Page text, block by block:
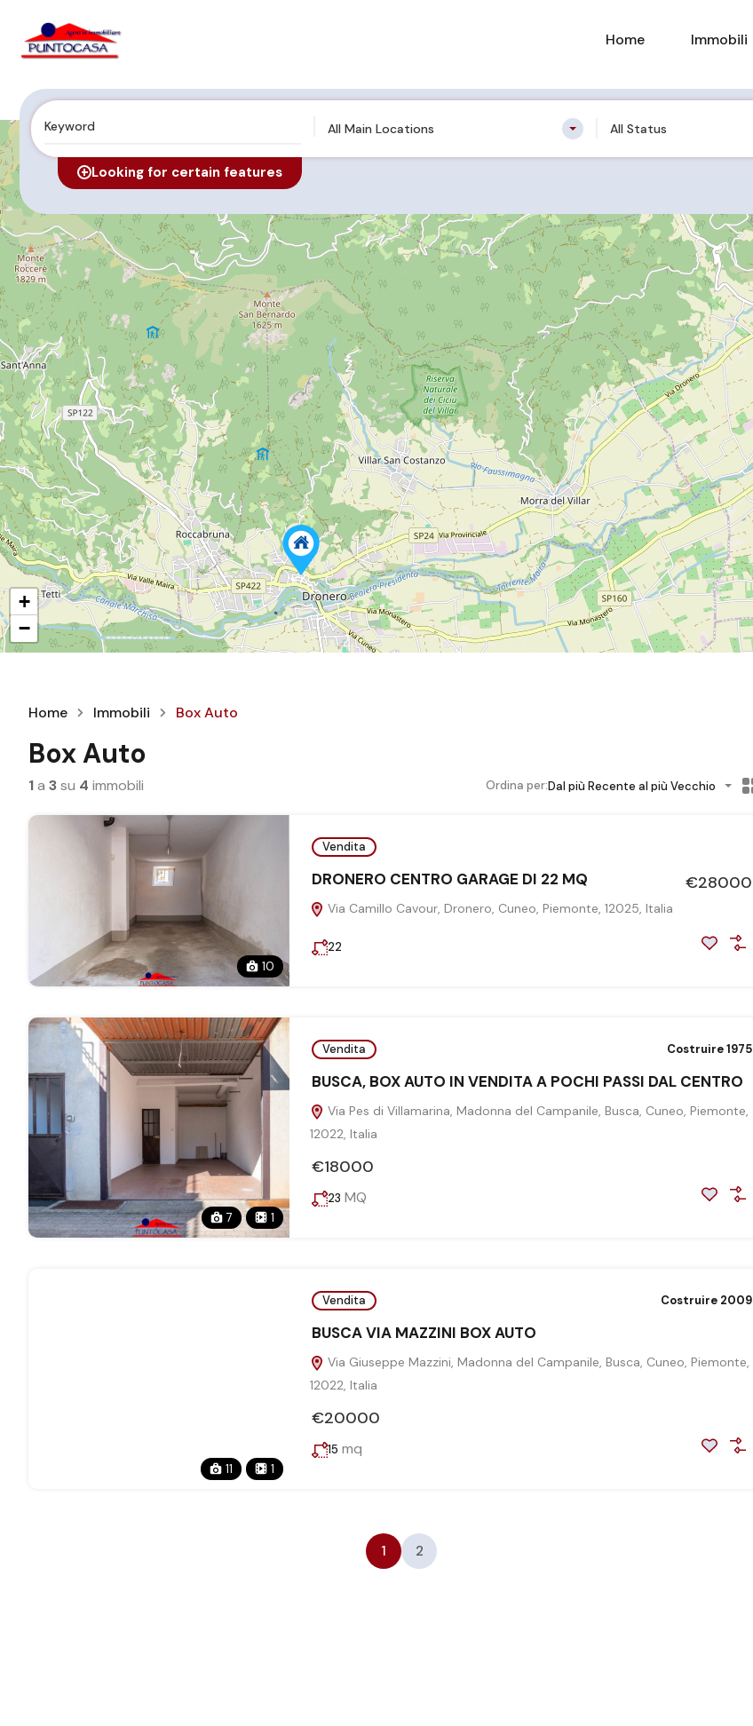
Home Immobili
All Main Locations All Status
Looking for certain features
+
−
Home Immobili Box Auto
Box Auto
1a 3su 4 immobili Ordina per:Dal più Recente al più Vecchio
10
Vendita
DRONERO CENTRO GARAGE DI 22 MQ
Via Camillo Cavour, Dronero, Cuneo, Piemonte, 12025, Italia
€28000
22
7 1
Vendita Costruire 1975
BUSCA, BOX AUTO IN VENDITA A POCHI PASSI DAL CENTRO
Via Pes di Villamarina, Madonna del Campanile, Busca, Cuneo, Piemonte,
12022, Italia
€18000
23 MQ
11 1
Vendita Costruire 2009
BUSCA VIA MAZZINI BOX AUTO
Via Giuseppe Mazzini, Madonna del Campanile, Busca, Cuneo, Piemonte,
12022, Italia
€20000
15 mq
1 2